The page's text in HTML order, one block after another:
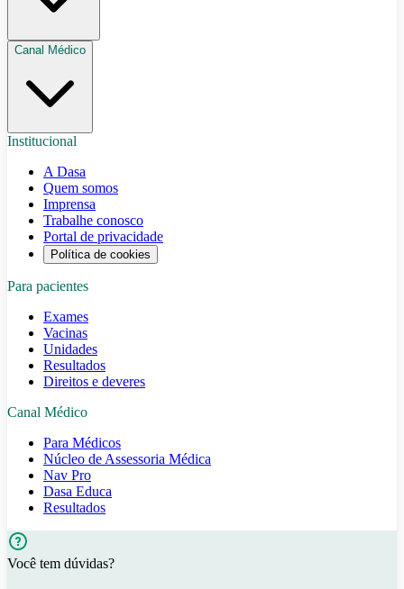
Canal Médico
Institucional
A Dasa
Quem somos
Imprensa
Trabalhe conosco
Portal de privacidade
Política de cookies
Para pacientes
Exames
Vacinas
Unidades
Resultados
Direitos e deveres
Canal Médico
Para Médicos
Núcleo de Assessoria Médica
Nav Pro
Dasa Educa
Resultados
Você tem dúvidas?